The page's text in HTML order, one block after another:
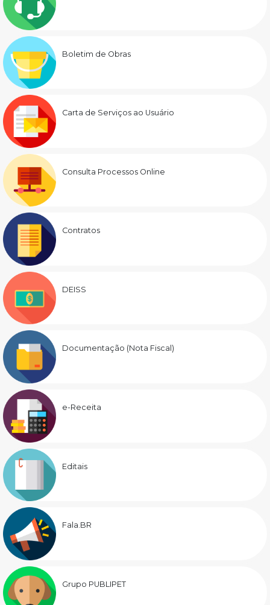
Boletim de Obras
Carta de Serviços ao Usuário
Consulta Processos Online
Contratos
DEISS
Documentação (Nota Fiscal)
e-Receita
Editais
Fala.BR
Grupo PUBLIPET